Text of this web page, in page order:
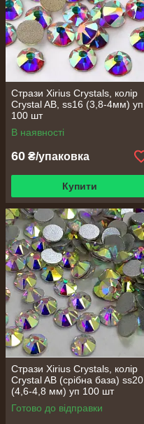
Стрази Xirius Crystals, колір
Сrystal AB, ss16 (3,8-4мм) уп
100 шт
В наявності
60 ₴/упаковка
Купити
Стрази Xirius Crystals, колір
Сrystal AB (срібна база) ss20
(4,6-4,8 мм) уп 100 шт
Готово до відправки